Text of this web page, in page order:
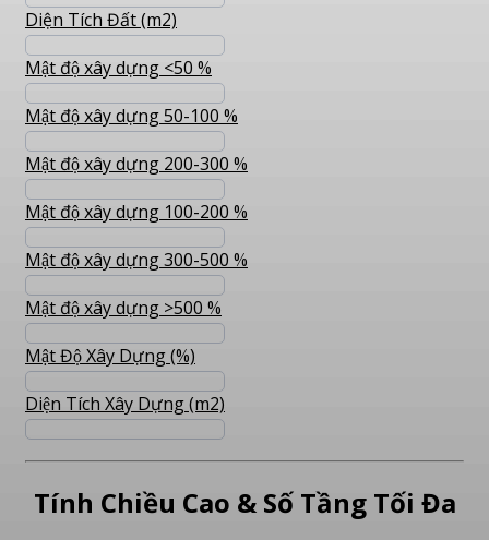
Diện Tích Đất (m2)
Mật độ xây dựng <50 %
Mật độ xây dựng 50-100 %
Mật độ xây dựng 200-300 %
Mật độ xây dựng 100-200 %
Mật độ xây dựng 300-500 %
Mật độ xây dựng >500 %
Mật Độ Xây Dựng (%)
Diện Tích Xây Dựng (m2)
Tính Chiều Cao & Số Tầng Tối Đa